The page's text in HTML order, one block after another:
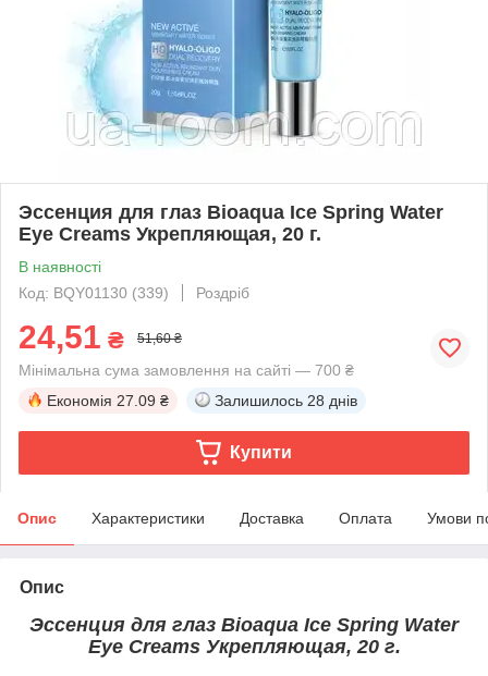
Эссенция для глаз Bioaqua Ice Spring Water
Eye Creams Укрепляющая, 20 г.
В наявності
Код: BQY01130 (339)
Роздріб
24,51 ₴ 51,60 ₴
Мінімальна сума замовлення на сайті — 700 ₴
Економія 27.09 ₴ Залишилось 28 днів
Купити
Опис Характеристики Доставка Оплата Умови
Опис
Эссенция для глаз Bioaqua Ice Spring Water
Eye Creams Укрепляющая, 20 г.